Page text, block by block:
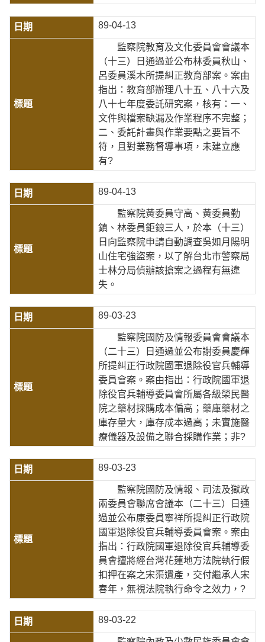
89-04-13
監察院教育及文化委員會會議本
（十三）日通過並公布林委員秋山、
呂委員溪木所提糾正教育部案。案由
指出：教育部辦理八十五、八十六及
八十七年度委託研究案，核有：一、
文件與檔案缺漏及作業程序不完整；
二、委託計畫與作業要點之要旨不
符，且對業務督導事項，未建立應
有?
89-04-13
監察院黃委員守高、黃委員勤
鎮、林委員鉅鋃三人，於本（十三）
日向監察院申請自動調查吳如月陽明
山住宅強盜案，以了解台北市警察局
士林分局偵辦該搶案之過程有無違
失。
89-03-23
監察院國防及情報委員會會議本
（二十三）日通過並公布謝委員慶輝
所提糾正行政院國軍退除役官兵輔導
委員會案。案由指出：行政院國軍退
除役官兵輔導委員會所屬各級榮民醫
院之藥材採購成本偏高；藥庫藥材之
庫存量大，庫存成本過高；未實施醫
療儀器及設備之聯合採購作業；非?
89-03-23
監察院國防及情報、司法及獄政
兩委員會聯席會議本（二十三）日通
過並公布康委員寧祥所提糾正行政院
國軍退除役官兵輔導委員會案。案由
指出：行政院國軍退除役官兵輔導委
員會擅將經台灣花蓮地方法院執行假
扣押在案之宋渠遺產，交付繼承人宋
春年，無視法院執行命令之效力，?
89-03-22